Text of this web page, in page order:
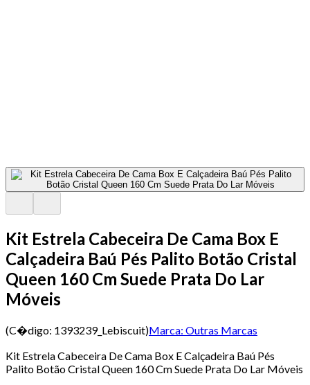
Kit Estrela Cabeceira De Cama Box E
Calçadeira Baú Pés Palito Botão Cristal
Queen 160 Cm Suede Prata Do Lar
Móveis
(C�digo: 1393239_Lebiscuit)Marca: Outras Marcas
Kit Estrela Cabeceira De Cama Box E Calçadeira Baú Pés
Palito Botão Cristal Queen 160 Cm Suede Prata Do Lar Móveis